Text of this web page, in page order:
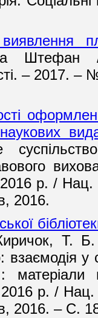
//
– 2017.
р. /
2016.
Т.
взаємодія
матеріали
2016 р. /
2016. – С.